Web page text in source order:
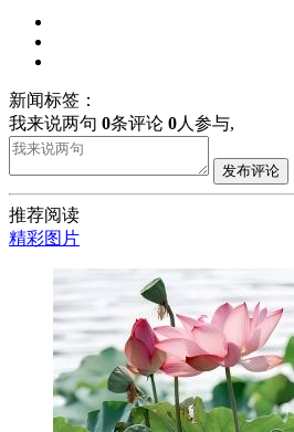
新闻标签：
我来说两句 0条评论 0人参与,
发布评论
推荐阅读